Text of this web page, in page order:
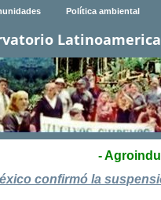
Política ambiental
-
confirmó la